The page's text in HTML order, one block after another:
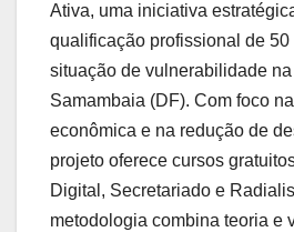
Ativa, uma iniciativa
qualificação profissional de 50
situação de vulnerabilidade
Samambaia (DF). Com foco
econômica e na redução de
projeto oferece cursos
Digital, Secretariado e
metodologia combina teoria e